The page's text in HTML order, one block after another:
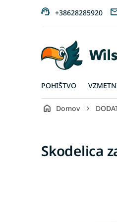
+38628285920
POHIŠTVO
Domov
Skodelica